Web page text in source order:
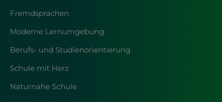
Fremdsprachen
Moderne Lernumgebung
Berufs- und Studienorientierung
Schule mit Herz
Naturnahe Schule